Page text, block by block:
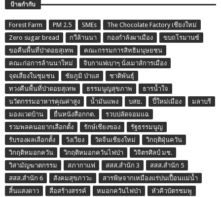
ป้ายกำกับ
Forest Farm PM 2.5 SMEs
The Chocolate Factory เชียงใหม่
Zero sugar bread
กวีล้านนา กองกำลังผาเมือง
ขบถโรมานซ์
ขอคืนพื้นที่ป่าดอยสุเทพ
คณะกรรมการสิทธิมนุษยชน
คณะก่อการล้านนาใหม่
จิบกาแฟเบาๆ นั่งเมาส์การเมือง
จุดเสี่ยงในชุมชน
ชัยภูมิ ป่าแส
ชาติพันธุ์
ทวงคืนพื้นที่ป่าดอยสุเทพ
ธรรมนูญสุขภาพ
ธารน้ำใจ
นวัตกรรมอาหารคุณค่าสูง
น้ำมันแพง บสย. ปี๋ใหม่เมือง
มลาบรี
มองแวดบ้าน
ยื่นหนังสือกกต.
รวบปลัดจอมแฉ
รวมพลคนอยากเลือกตั้ง
รักษ์เชียงของ
รัฐธรรมนูญ
รับรองผลเลือกตั้ง
วังเวียง วัดจีนเชียงใหม่
วิกฤติฝุ่นควัน
วิกฤติหมอกควัน
วิกฤติหมอกควันไฟป่า
วิจิตรศิลป์ มช.
วิสามัญฆาตกรรม
สภากาแฟ สสส.สำนัก 3
สสส.สำนัก 5
สสส.สำนัก 6
สังคมสุขภาวะ
สารพิษจากเหมืองแร่ปนเปื้อนแม่น้ำ
สิ้นแสงดาว
สื่อสร้างสรรค์ หมอกควันไฟป่า
หัวคิวบัตรชมพู